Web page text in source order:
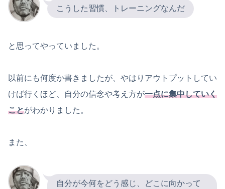
こうした習慣、トレーニングなんだ
と思ってやっていました。
以前にも何度か書きましたが、やはりアウトプットしてい
けば行くほど、自分の信念や考え方が一点に集中していく
ことがわかりました。
また、
自分が今何をどう感じ、どこに向かって